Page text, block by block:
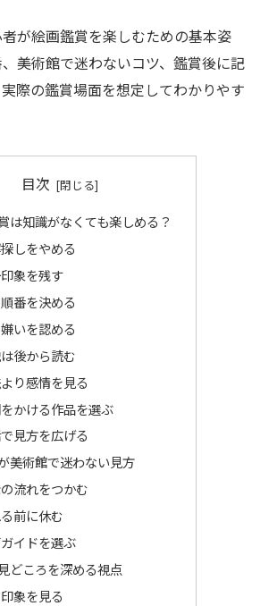
が絵画鑑賞を楽しむための基本姿
美術館で迷わないコツ、鑑賞後に記
際の鑑賞場面を想定してわかりやす
目次
は知識がなくても楽しめる？
しをやめる
象を残す
番を決める
いを認める
後から読む
り感情を見る
かける作品を選ぶ
見方を広げる
美術館で迷わない見方
流れをつかむ
前に休む
イドを選ぶ
どころを深める視点
象を見る